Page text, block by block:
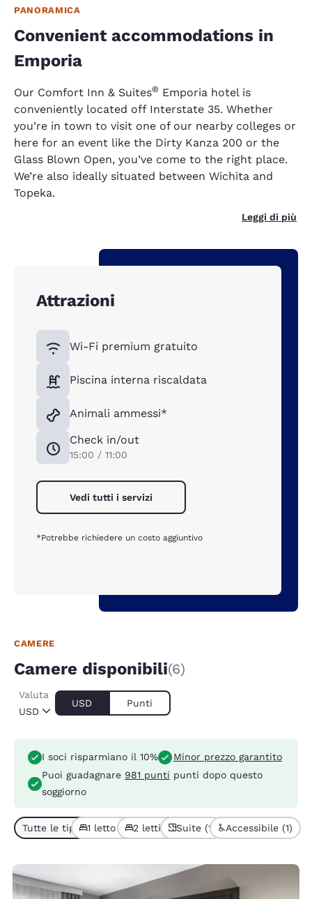
PANORAMICA
Convenient accommodations in
Emporia
Our Comfort Inn & Suites​® Emporia hotel is
conveniently located off Interstate 35. Whether
you’re in town to visit one of our nearby colleges or
here for an event like the Dirty Kanza 200 or the
Glass Blown Open, you’ve come to the right place.
We’re also ideally situated between Wichita and
Topeka.
Leggi di più
Attrazioni
Wi-Fi premium gratuito
Piscina interna riscaldata
Animali ammessi*
Check in/out
15:00 / 11:00
Vedi tutti i servizi
*Potrebbe richiedere un costo aggiuntivo
CAMERE
Camere disponibili(6)
USD
Valuta
USD Punti
I soci risparmiano il 10%
Minor prezzo garantito
Puoi guadagnare 981 punti punti dopo questo
soggiorno
Tutte le tipologie di camera (6)
1 letto (4)2 letti (2)Suite (1) Accessibile (1)